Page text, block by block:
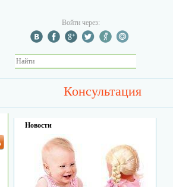
Войти через:
Консультация
Новости